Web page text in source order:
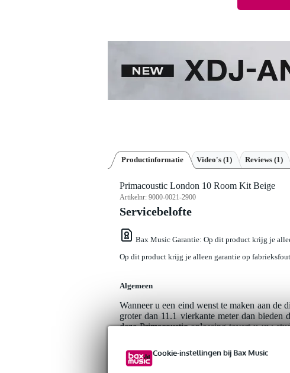
Cookie-instellingen bij Bax Music
Productinformatie Video's (1) Reviews (1)
Primacoustic London 10 Room Kit Beige
Artikelnr: 9000-0021-2900
Servicebelofte
Bax Music Garantie: Op dit product krijg je
Op dit product krijg je alleen garantie op
Algemeen
Wanneer u een eind wenst te maken aan
groter dan 11.1 vierkante meter dan
deze Primacoustic-oplossing tovert u uw
panelen te bevestigen wordt namelijk
beige en grijs.